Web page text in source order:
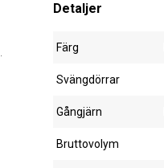
Detaljer
Färg
Svängdörrar
Gångjärn
Bruttovolym